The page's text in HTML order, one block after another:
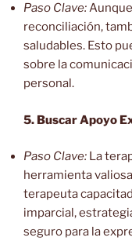
Paso Clave:
reconciliación,
saludables. Esto
sobre la
personal.
5. Buscar Apoyo
Paso Clave: La
herramienta
terapeuta
imparcial,
seguro para la